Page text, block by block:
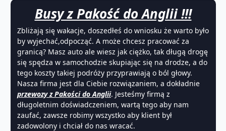
Busy z Pakość do Anglii !!!
Zbliżają się wakacje, doszedłeś do wniosku że warto było
by wyjechać,odpocząć. A może chcesz pracować za
granicą? Masz auto ale wiesz jak ciężko, tak długą drogę
się spędza w samochodzie skupiając się na drodze, a do
tego koszty takiej podróży przyprawiają o ból głowy.
Nasza firma jest dla Ciebie rozwiązaniem, a dokładnie
przewozy z Pakości do Anglii. Jesteśmy firmą z
długoletnim doświadczeniem, wartą tego aby nam
zaufać, zawsze robimy wszystko aby klient był
zadowolony i chciał do nas wracać.